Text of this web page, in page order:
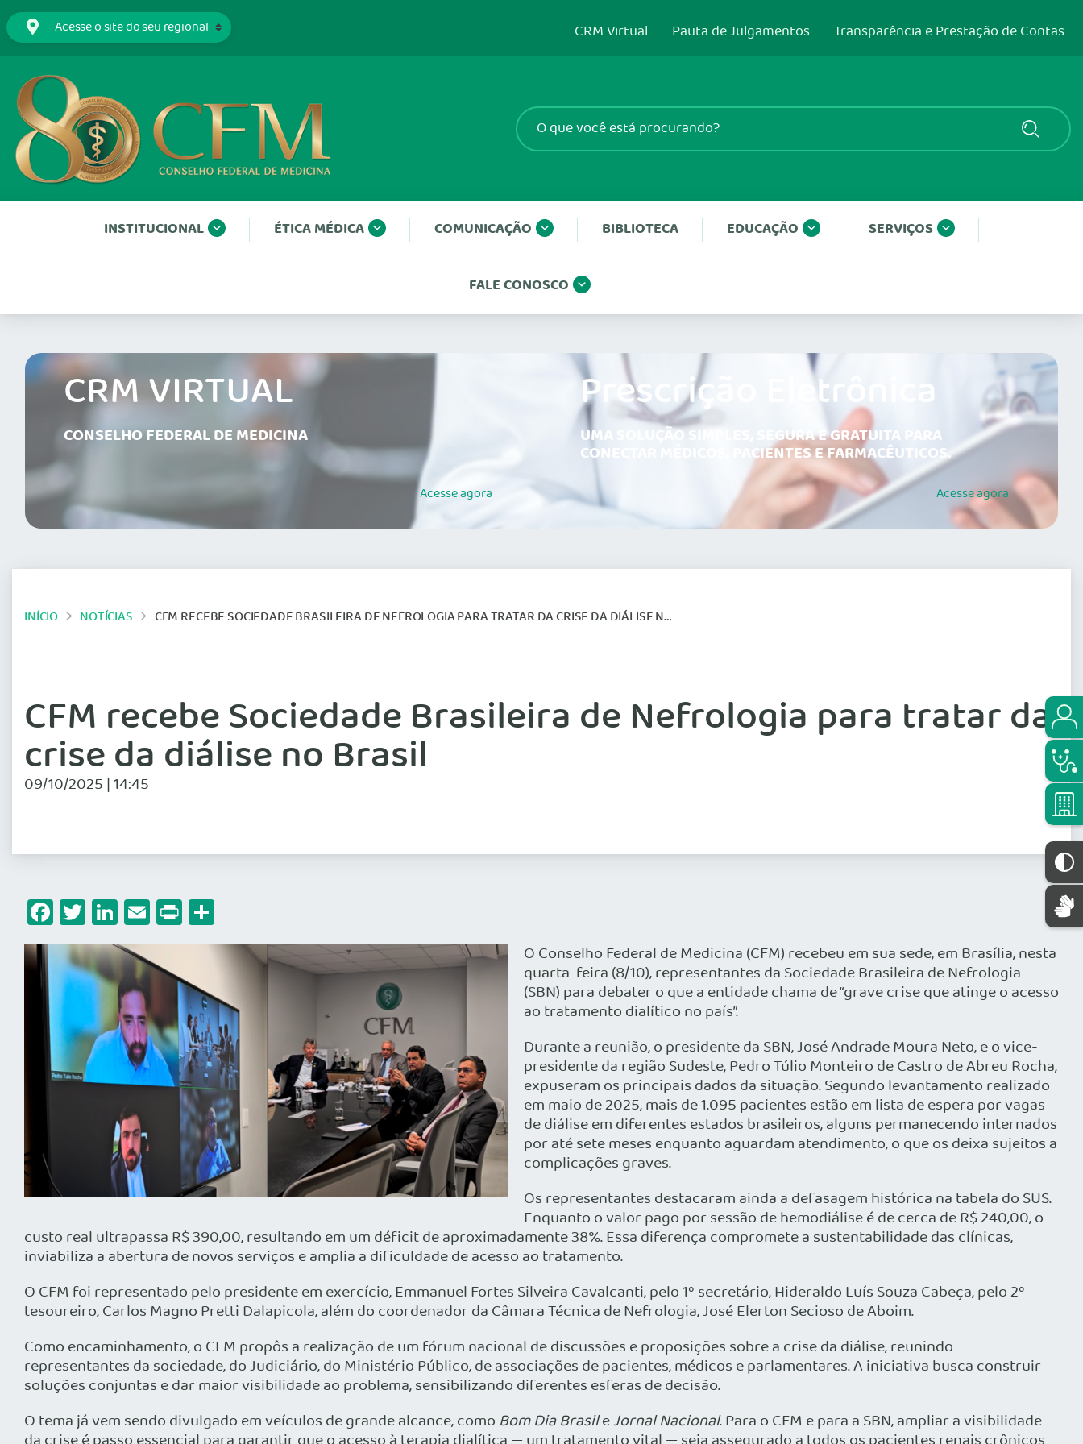
CRM Virtual Pauta de Julgamentos Transparência e Prestação de Contas
INSTITUCIONAL ÉTICA MÉDICA COMUNICAÇÃO BIBLIOTECA EDUCAÇÃO SERVIÇOS
FALE CONOSCO
CRM VIRTUAL
CONSELHO FEDERAL DE MEDICINA
Acesseagora
Prescrição Eletrônica
UMA SOLUÇÃO SIMPLES, SEGURA E GRATUITA PARA
CONECTAR MÉDICOS, PACIENTES E FARMACÊUTICOS.
Acesseagora
INÍCIO NOTÍCIAS CFM RECEBE SOCIEDADE BRASILEIRA DE NEFROLOGIA PARA TRATAR DA CRISE DA DIÁLISE NO BRASIL
CFM recebe Sociedade Brasileira de Nefrologia para tratar da
crise da diálise no Brasil
09/10/2025 | 14:45
Facebook
Twitter
LinkedIn
Email
Print
O Conselho Federal de Medicina (CFM) recebeu em sua sede, em Brasília, nesta
quarta-feira (8/10), representantes da Sociedade Brasileira de Nefrologia
(SBN) para debater o que a entidade chama de “grave crise que atinge o acesso
ao tratamento dialítico no país”.
Durante a reunião, o presidente da SBN, José Andrade Moura Neto, e o vice-
presidente da região Sudeste, Pedro Túlio Monteiro de Castro de Abreu Rocha,
expuseram os principais dados da situação. Segundo levantamento realizado
em maio de 2025, mais de 1.095 pacientes estão em lista de espera por vagas
de diálise em diferentes estados brasileiros, alguns permanecendo internados
por até sete meses enquanto aguardam atendimento, o que os deixa sujeitos a
complicações graves.
Os representantes destacaram ainda a defasagem histórica na tabela do SUS.
Enquanto o valor pago por sessão de hemodiálise é de cerca de R$ 240,00, o
custo real ultrapassa R$ 390,00, resultando em um déficit de aproximadamente 38%. Essa diferença compromete a sustentabilidade das clínicas,
inviabiliza a abertura de novos serviços e amplia a dificuldade de acesso ao tratamento.
O CFM foi representado pelo presidente em exercício, Emmanuel Fortes Silveira Cavalcanti, pelo 1º secretário, Hideraldo Luís Souza Cabeça, pelo 2º
tesoureiro, Carlos Magno Pretti Dalapicola, além do coordenador da Câmara Técnica de Nefrologia, José Elerton Secioso de Aboim.
Como encaminhamento, o CFM propôs a realização de um fórum nacional de discussões e proposições sobre a crise da diálise, reunindo
representantes da sociedade, do Judiciário, do Ministério Público, de associações de pacientes, médicos e parlamentares. A iniciativa busca construir
soluções conjuntas e dar maior visibilidade ao problema, sensibilizando diferentes esferas de decisão.
O tema já vem sendo divulgado em veículos de grande alcance, como Bom Dia BrasileJornal Nacional. Para o CFM e para a SBN, ampliar a visibilidade